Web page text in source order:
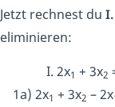
Jetzt rechnest du
eliminieren:
I. 2x1 + 3x2
1a) 2x1 + 3x2 – 2x